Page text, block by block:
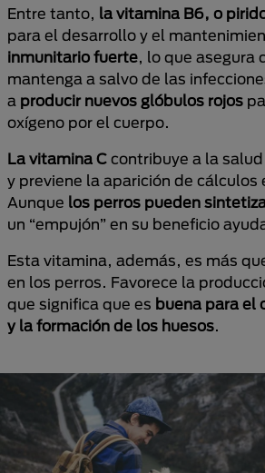
Entre tanto, la vitamina B6, o
para el desarrollo y el
inmunitario fuerte, lo que asegura
mantenga a salvo de las
a producir nuevos glóbulos rojos
oxígeno por el cuerpo.
La vitamina C contribuye a la
y previene la aparición de cálculos
Aunque los perros pueden
un “empujón” en su beneficio
Esta vitamina, además, es más
en los perros. Favorece la
que significa que es buena para el
y la formación de los huesos.